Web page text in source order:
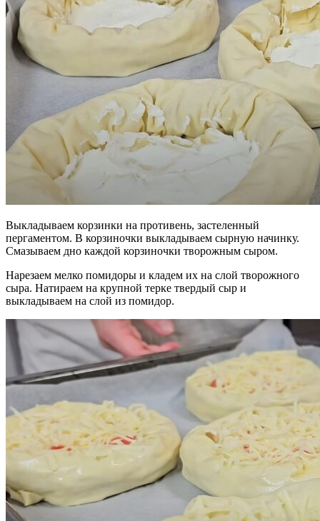
Выкладываем корзинки на противень, застеленный
пергаментом. В корзиночки выкладываем сырную начинку.
Смазываем дно каждой корзиночки творожным сыром.
Нарезаем мелко помидоры и кладем их на слой творожного
сыра. Натираем на крупной терке твердый сыр и
выкладываем на слой из помидор.